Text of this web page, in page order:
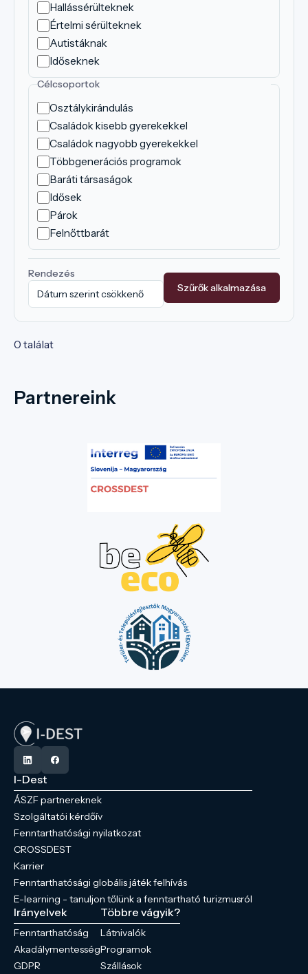
Hallássérülteknek
Értelmi sérülteknek
Autistáknak
Időseknek
Célcsoportok
Osztálykirándulás
Családok kisebb gyerekekkel
Családok nagyobb gyerekekkel
Többgenerációs programok
Baráti társaságok
Idősek
Párok
Felnőttbarát
Rendezés
Szűrők alkalmazása
0 találat
Partnereink
I-Dest
ÁSZF partnereknek
Szolgáltatói kérdőív
Fenntarthatósági nyilatkozat
CROSSDEST
Karrier
Fenntarthatósági globális játék felhívás
E-learning - tanuljon tőlünk a fenntartható turizmusról
Irányelvek
Fenntarthatóság
Akadálymentesség
GDPR
Többre vágyik?
Látnivalók
Programok
Szállások